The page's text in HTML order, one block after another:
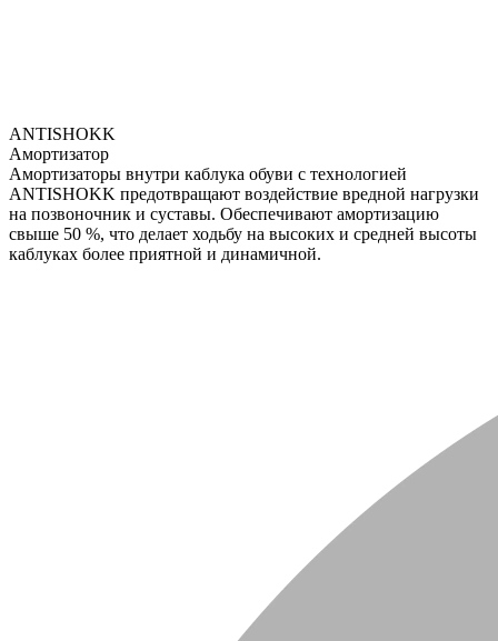
ANTISHOKK
Амортизатор
Амортизаторы внутри каблука обуви с технологией
ANTISHOKK предотвращают воздействие вредной нагрузки
на позвоночник и суставы. Обеспечивают амортизацию
свыше 50 %, что делает ходьбу на высоких и средней высоты
каблуках более приятной и динамичной.